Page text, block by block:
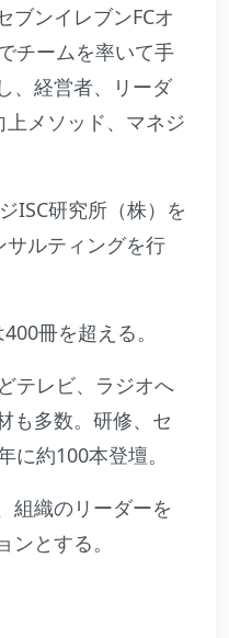
ブンイレブンFCオ
チームを率いて手
、経営者、リーダ
上メソッド、マネジ
ISC研究所（株）を
ルティングを行
冊を超える。
テレビ、ラジオへ
も多数。研修、セ
に約100本登壇。
組織のリーダーを
とする。